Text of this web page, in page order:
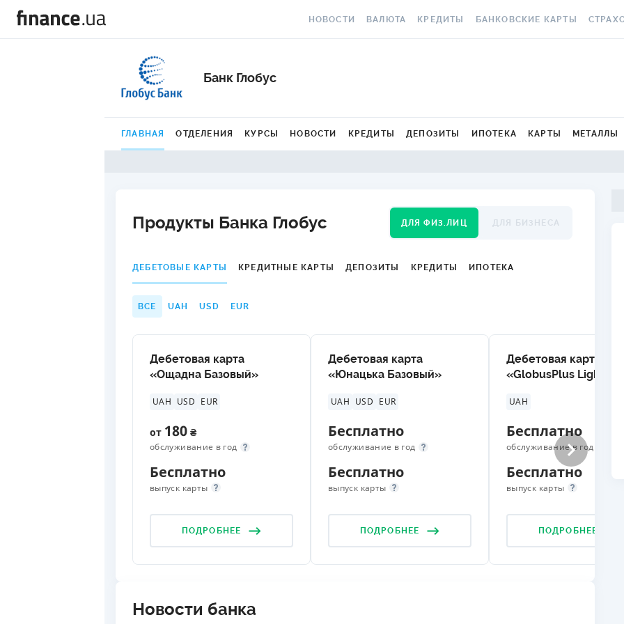
НОВОСТИ
АВТОРСКИЕ КОЛОНКИ
ПОЛЕЗНО ЗНАТЬ
ВАЛЮТА
МЕЖБАНК
КУРС НБУ
КРЕДИТЫ
КРЕДИТ ОНЛАЙН
КРЕДИТОВ
КРЕДИТНЫЙ КАЛЬКУЛЯТОР
ИПОТЕКА
БАНКОВСКИЕ КАРТЫ
С БЕСПЛАТНЫМ ВЫПУСКОМ
И ОБСЛУЖИВАНИЕМ
ВИРТУАЛЬНЫЕ КАРТЫ
РЕЙТИНГ КАРТ С КЕШБЭКОМ
РЕЙТИНГ КАРТ ДЛЯ
ЕЖЕМЕСЯЧНЫЙ ОБЗОР
ПУТЕВОДИТЕЛИ ПО
КАСКО
ВСЕ
Банк Глобус
ГЛАВНАЯ ОТДЕЛЕНИЯ КУРСЫ НОВОСТИ КРЕДИТЫ ДЕПОЗИТЫ ИПОТЕКА КАРТЫ МЕТАЛЛЫ
Продукты Банка Глобус ДЛЯ ФИЗ.ЛИЦ ДЛЯ БИЗНЕСА
ДЕБЕТОВЫЕ КАРТЫ КРЕДИТНЫЕ КАРТЫ ДЕПОЗИТЫ КРЕДИТЫ ИПОТЕКА
ВСЕ UAH USD EUR
Дебетовая карта
«Ощадна Базовый»
UAH USD EUR
от 180 ₴
обслуживание в год
Бесплатно
выпуск карты
ПОДРОБНЕЕ
Дебетовая карта
«Юнацька Базовый»
UAH USD EUR
Бесплатно
обслуживание в год
Бесплатно
выпуск карты
ПОДРОБНЕЕ
Дебетовая карта
«GlobusPlus Light»
UAH
Бесплатно
обслуживание в год
Бесплатно
выпуск карты
ПОДРОБНЕЕ
Новости банка